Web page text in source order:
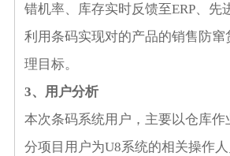
错机率、库存实时反馈至ERP、先
利用条码实现对的产品的销售防窜
理目标。
3、用户分析
本次条码系统用户，主要以仓库作
分项目用户为U8系统的相关操作